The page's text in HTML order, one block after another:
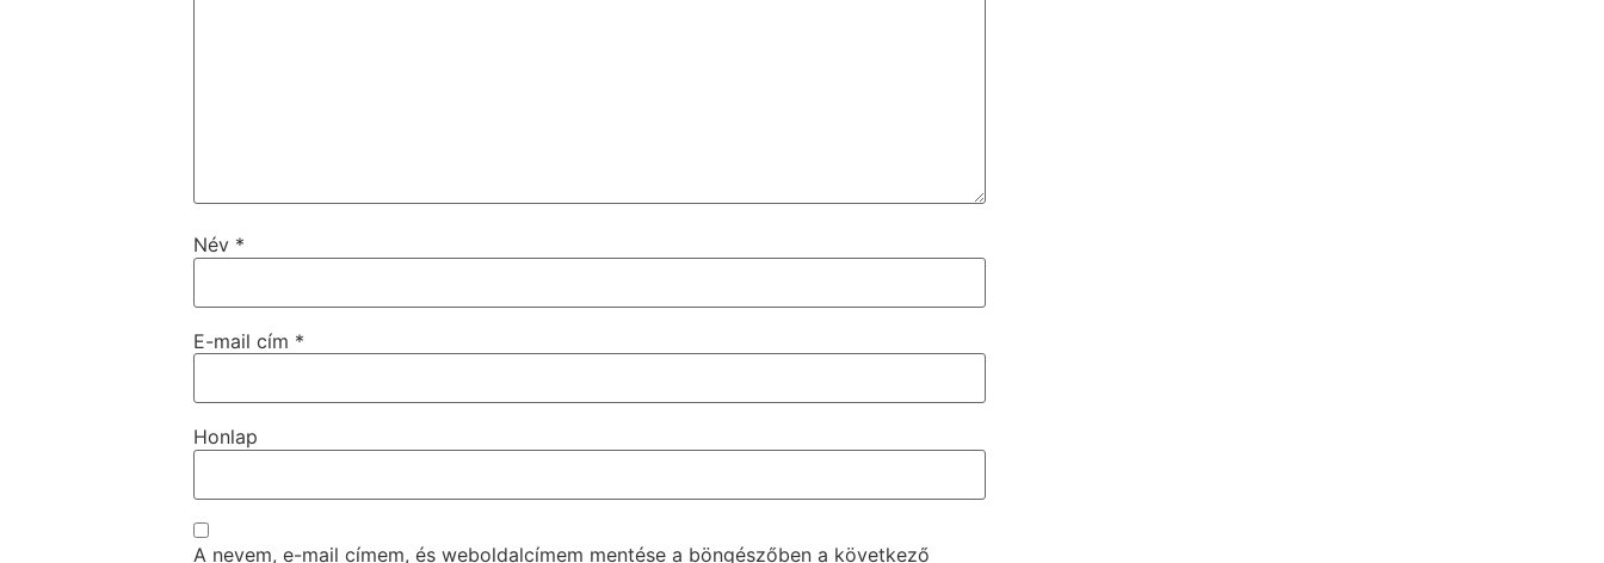
Név *
E-mail cím *
Honlap
A nevem, e-mail címem, és weboldalcímem mentése a böngészőben a következő